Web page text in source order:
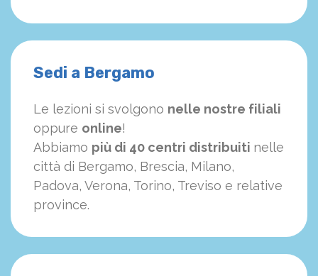
Sedi a Bergamo
Le lezioni si svolgono nelle nostre filiali
oppure online!
Abbiamo più di 40 centri distribuiti nelle
città di Bergamo, Brescia, Milano,
Padova, Verona, Torino, Treviso e relative
province.